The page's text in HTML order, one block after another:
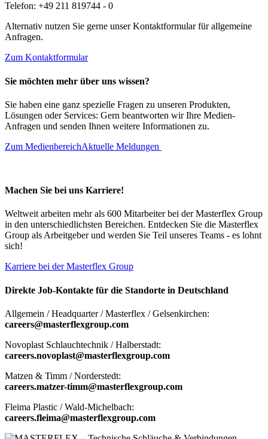
Telefon: +49 211 819744 - 0
Alternativ nutzen Sie gerne unser Kontaktformular für allgemeine
Anfragen.
Zum Kontaktformular
Sie möchten mehr über uns wissen?
Sie haben eine ganz spezielle Fragen zu unseren Produkten,
Lösungen oder Services: Gern beantworten wir Ihre Medien-
Anfragen und senden Ihnen weitere Informationen zu.
Zum MedienbereichAktuelle Meldungen
Machen Sie bei uns Karriere!
Weltweit arbeiten mehr als 600 Mitarbeiter bei der Masterflex Group
in den unterschiedlichsten Bereichen. Entdecken Sie die Masterflex
Group als Arbeitgeber und werden Sie Teil unseres Teams - es lohnt
sich!
Karriere bei der Masterflex Group
Direkte Job-Kontakte für die Standorte in Deutschland
Allgemein / Headquarter / Masterflex / Gelsenkirchen:
careers@masterflexgroup.com
Novoplast Schlauchtechnik / Halberstadt:
careers.novoplast@masterflexgroup.com
Matzen & Timm / Norderstedt:
careers.matzer-timm@masterflexgroup.com
Fleima Plastic / Wald-Michelbach:
careers.fleima@masterflexgroup.com